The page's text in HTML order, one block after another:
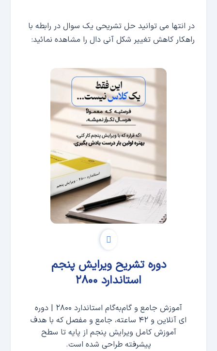
در انتها می توانید حل تشریحی یک سوال در رابطه با
راهکار کاهش تغییر شکل آنی دال را مشاهده نمائید:
دوره تشریح ویرایش پنجم
استاندارد ۲۸۰۰
آموزش جامع و گام‌به‌گام استاندارد ۲۸۰۰ | دوره
ای آنلاین و ۴۲ ساعته، جامع و مفصل که با هدف
آموزش کامل ویرایش پنجم از پایه تا سطح
پیشرفته طراحی شده است.